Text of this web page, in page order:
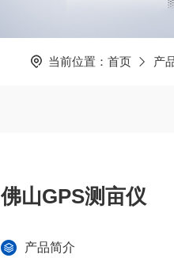
当前位置： 首页 产
佛山GPS测亩仪
产品简介